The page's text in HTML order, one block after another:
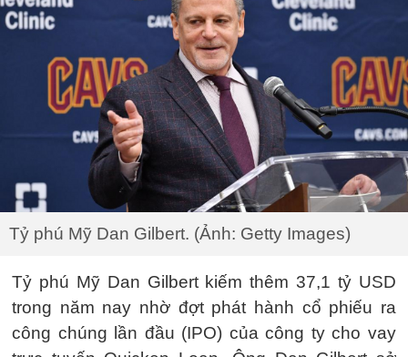
Tỷ phú Mỹ Dan Gilbert. (Ảnh: Getty Images)
Tỷ phú Mỹ Dan Gilbert kiếm thêm 37,1 tỷ USD
trong năm nay nhờ đợt phát hành cổ phiếu ra
công chúng lần đầu (IPO) của công ty cho vay